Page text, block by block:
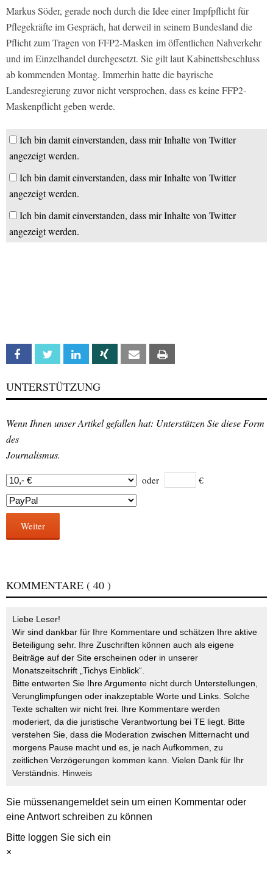
Markus Söder, gerade noch durch die Idee einer Impfpflicht für
Pflegekräfte im Gespräch, hat derweil in seinem Bundesland die
Pflicht zum Tragen von FFP2-Masken im öffentlichen Nahverkehr
und im Einzelhandel durchgesetzt. Sie gilt laut Kabinettsbeschluss
ab kommenden Montag. Immerhin hatte die bayrische
Landesregierung zuvor nicht versprochen, dass es keine FFP2-
Maskenpflicht geben werde.
Ich bin damit einverstanden, dass mir Inhalte von Twitter
angezeigt werden.
Ich bin damit einverstanden, dass mir Inhalte von Twitter
angezeigt werden.
Ich bin damit einverstanden, dass mir Inhalte von Twitter
angezeigt werden.
Facebook Twitter Linkedin Xing Email
UNTERSTÜTZUNG
Wenn Ihnen unser Artikel gefallen hat: Unterstützen Sie diese Form
des
Journalismus.
oder €
Weiter
KOMMENTARE ( 40 )
Liebe Leser!
Wir sind dankbar für Ihre Kommentare und schätzen Ihre aktive
Beteiligung sehr. Ihre Zuschriften können auch als eigene
Beiträge auf der Site erscheinen oder in unserer
Monatszeitschrift „Tichys Einblick“.
Bitte entwerten Sie Ihre Argumente nicht durch Unterstellungen,
Verunglimpfungen oder inakzeptable Worte und Links. Solche
Texte schalten wir nicht frei. Ihre Kommentare werden
moderiert, da die juristische Verantwortung bei TE liegt. Bitte
verstehen Sie, dass die Moderation zwischen Mitternacht und
morgens Pause macht und es, je nach Aufkommen, zu
zeitlichen Verzögerungen kommen kann. Vielen Dank für Ihr
Verständnis. Hinweis
Sie müssenangemeldetsein um einen Kommentar oder
eine Antwort schreiben zu können
Bitte loggen Sie sich ein
×